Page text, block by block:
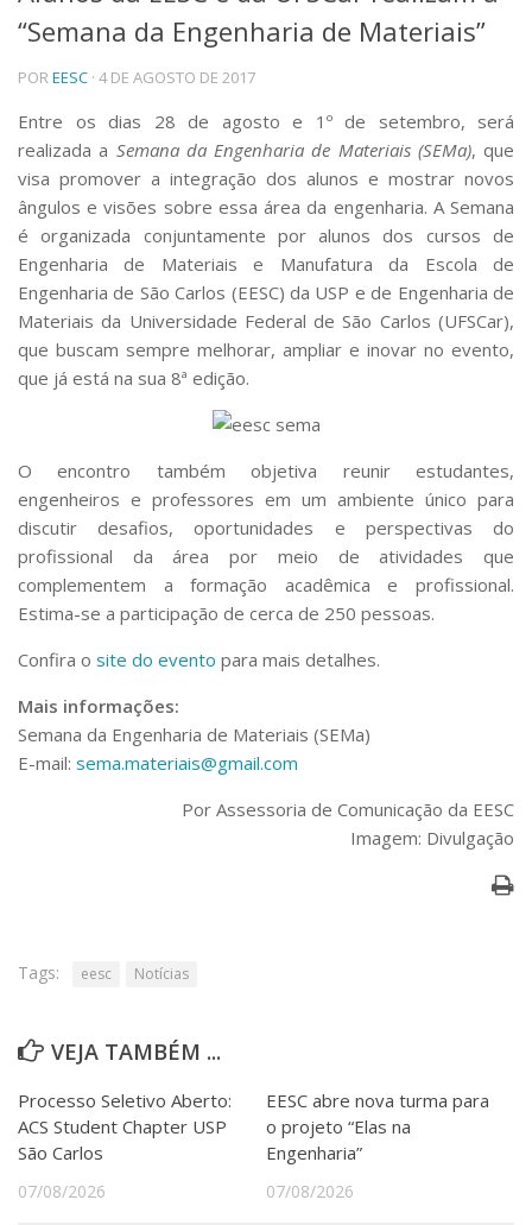
Telefones e Mapas
Pessoas
Ensino
Graduação
Pós-Graduação
Educação a distância
Cursos de Extensão
Pesquisa e Inovação
Linhas de Pesquisa
Centros, Núcleos e Projetos em Rede
Pós-doutorado
Transferência de Tecnologia
Empresas Juniores
Extensão à Comunidade
Artes, Cultura e Esportes
Museus e Espaços Interativos
Serviços
Bibliotecas
Apoio ao Estudante
Segurança, Trânsito e Prevenção
RH, Administrativo e Financeiro
Comunicação
Assessorias e Mídias
Aplicativos e Sites
Agenda de Eventos
“Semana da Engenharia de Materiais”
POREESC · 4 DE AGOSTO DE 2017
Entre os dias 28 de agosto e 1º de setembro, será
realizada a Semana da Engenharia de Materiais (SEMa), que
visa promover a integração dos alunos e mostrar novos
ângulos e visões sobre essa área da engenharia. A Semana
é organizada conjuntamente por alunos dos cursos de
Engenharia de Materiais e Manufatura da Escola de
Engenharia de São Carlos (EESC) da USP e de Engenharia de
Materiais da Universidade Federal de São Carlos (UFSCar),
que buscam sempre melhorar, ampliar e inovar no evento,
que já está na sua 8ª edição.
O encontro também objetiva reunir estudantes,
engenheiros e professores em um ambiente único para
discutir desafios, oportunidades e perspectivas do
profissional da área por meio de atividades que
complementem a formação acadêmica e profissional.
Estima-se a participação de cerca de 250 pessoas.
Confira o site do evento para mais detalhes.
Mais informações:
Semana da Engenharia de Materiais (SEMa)
E-mail: sema.materiais@gmail.com
Por Assessoria de Comunicação da EESC
Imagem: Divulgação
Tags: eesc Notícias
VEJA TAMBÉM ...
Processo Seletivo Aberto:
ACS Student Chapter USP
São Carlos
07/08/2026
EESC abre nova turma para
o projeto “Elas na
Engenharia”
07/08/2026